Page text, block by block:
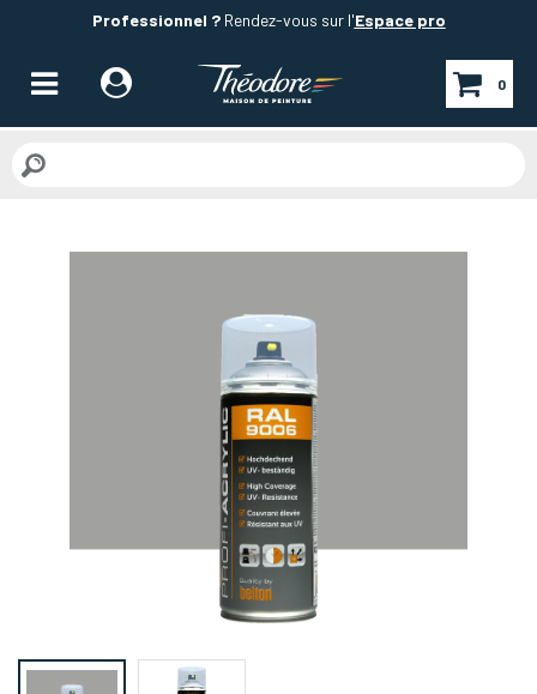
Professionnel ?Rendez-vous sur l'Espace pro
0